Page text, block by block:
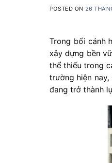
POSTED ON 26
Trong bối cảnh
xây dựng bền
thể thiếu trong
trường hiện nay,
đang trở thành